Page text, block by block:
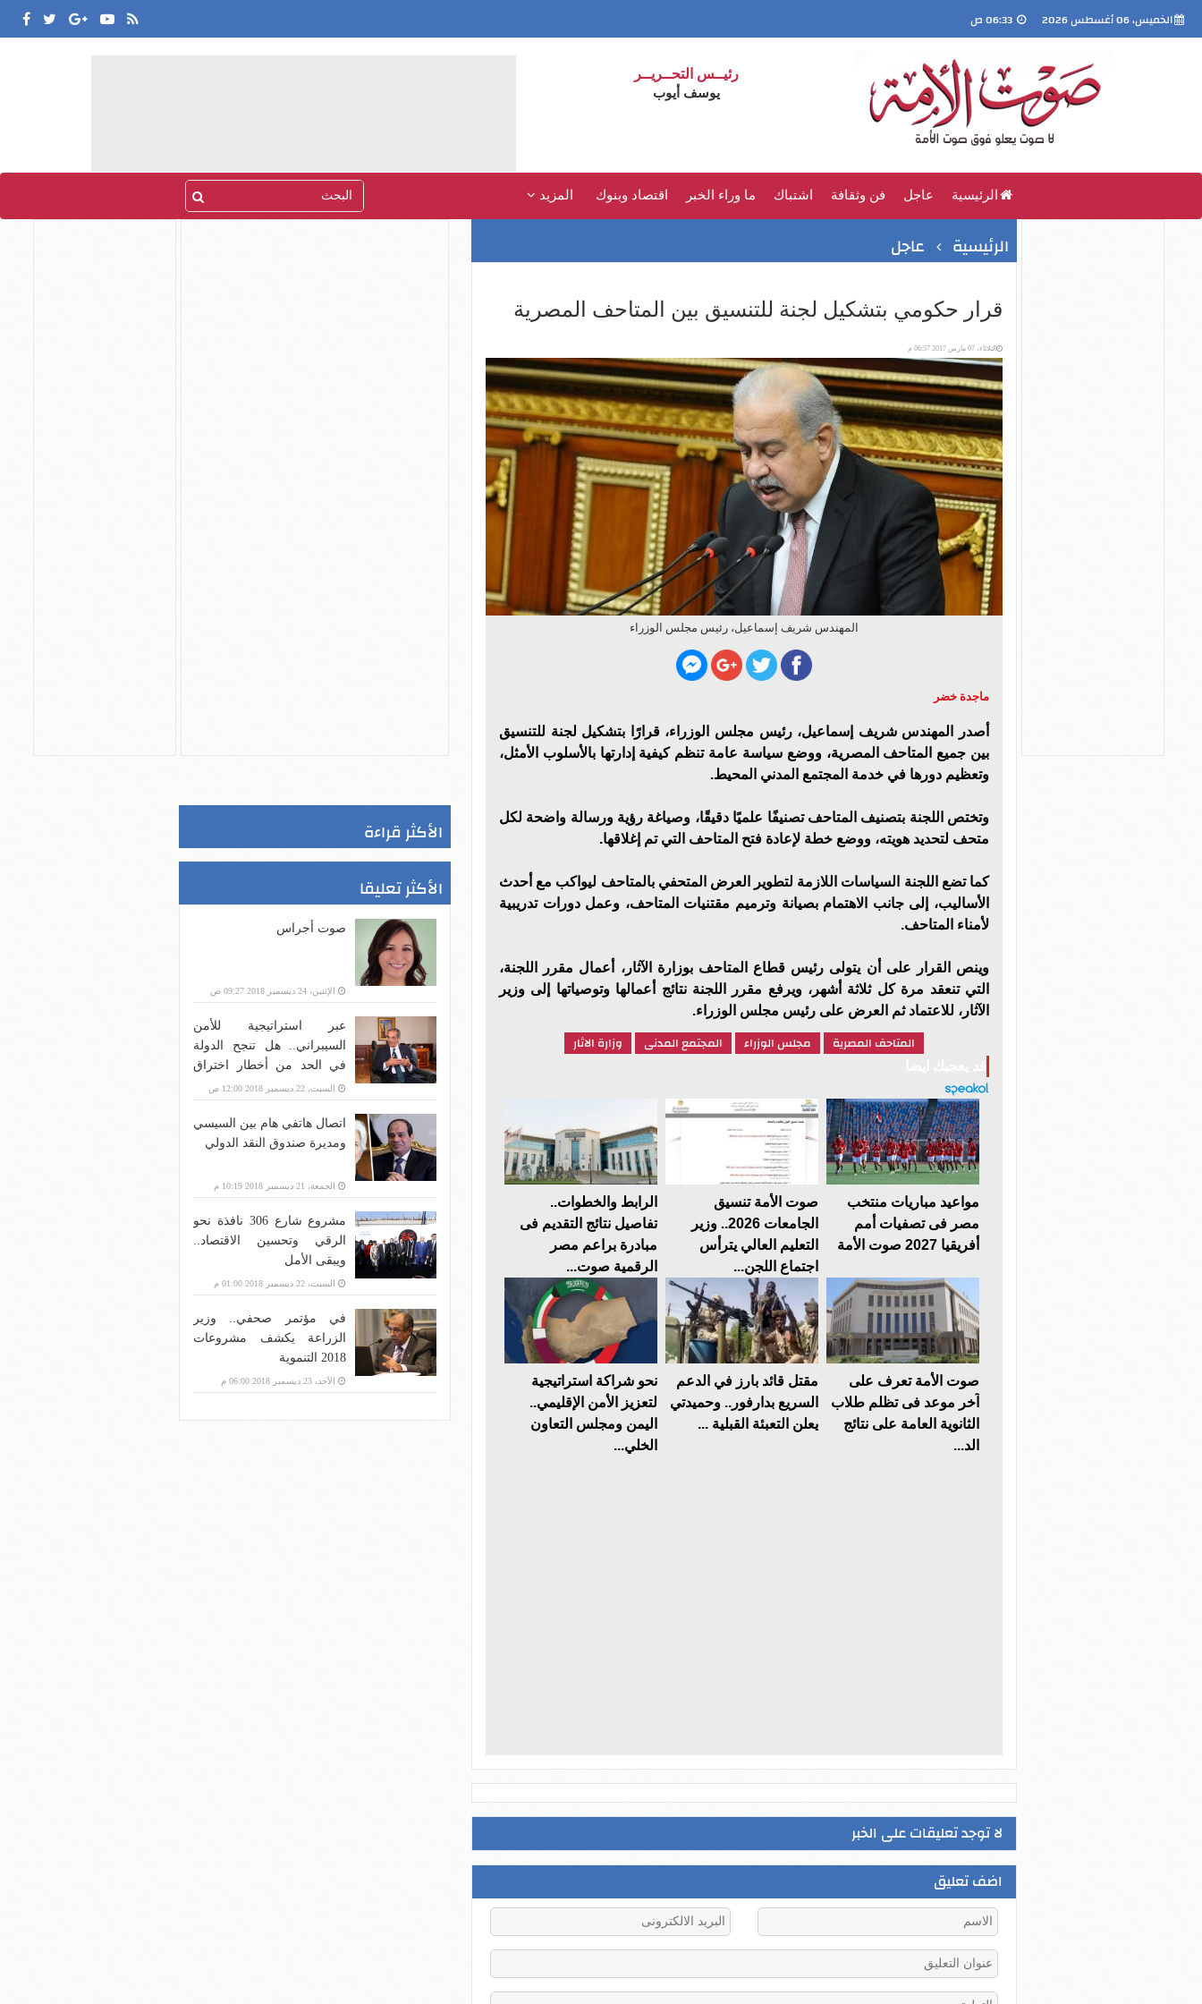
الخميس، 06 أغسطس 2026
رئيــس التحــريــر
يوسف أيوب
الرئيسية عاجل فن وثقافة اشتباك ما وراء الخبر اقتصاد وبنوك المزيد
الرئيسية عاجل
قرار حكومي بتشكيل لجنة للتنسيق بين المتاحف المصرية
الثلاثاء، 07 مارس 2017 06:57 م
المهندس شريف إسماعيل، رئيس مجلس الوزراء
ماجدة خضر
‏​أصدر المهندس شريف إسماعيل، رئيس مجلس الوزراء، قرارًا بتشكيل لجنة للتنسيق
بين جميع المتاحف المصرية، ووضع سياسة عامة تنظم كيفية إدارتها بالأسلوب الأمثل،
وتعظيم دورها في خدمة المجتمع المدني المحيط.
وتختص اللجنة بتصنيف المتاحف تصنيفًا علميًا دقيقًا، وصياغة رؤية ورسالة واضحة لكل
متحف لتحديد هويته، ووضع خطة لإعادة فتح المتاحف التي تم إغلاقها.
كما تضع اللجنة السياسات اللازمة لتطوير العرض المتحفي بالمتاحف ليواكب مع أحدث
الأساليب، إلى جانب الاهتمام بصيانة وترميم مقتنيات المتاحف، وعمل دورات تدريبية
لأمناء المتاحف.
وينص القرار على أن يتولى رئيس قطاع المتاحف بوزارة الآثار، أعمال مقرر اللجنة،
التي تنعقد مرة كل ثلاثة أشهر، ويرفع مقرر اللجنة نتائج أعمالها وتوصياتها إلى وزير
الآثار، للاعتماد ثم العرض على رئيس مجلس الوزراء.
المتاحف المصرية مجلس الوزراء المجتمع المدنى وزارة الاثار
مواعيد مباريات منتخب
مصر فى تصفيات أمم
أفريقيا 2027 صوت الأمة
صوت الأمة تنسيق
الجامعات 2026.. وزير
التعليم العالي يترأس
اجتماع اللجن...
الرابط والخطوات..
تفاصيل نتائج التقديم فى
مبادرة براعم مصر
الرقمية صوت...
صوت الأمة تعرف على
آخر موعد فى تظلم طلاب
الثانوية العامة على نتائج
الد...
مقتل قائد بارز في الدعم
السريع بدارفور.. وحميدتي
يعلن التعبئة القبلية ...
نحو شراكة استراتيجية
لتعزيز الأمن الإقليمي..
اليمن ومجلس التعاون
الخلي...
لا توجد تعليقات على الخبر
اضف تعليق
الأكثر قراءة
الأكثر تعليقا
صوت أجراس
الإثنين، 24 ديسمبر 2018 09:27 ص
عبر استراتيجية للأمن
السيبراني.. هل تنجح الدولة
في الحد من أخطار اختراق
بنية الاتصالات؟
السبت، 22 ديسمبر 2018 12:00 ص
اتصال هاتفي هام بين السيسي
ومديرة صندوق النقد الدولي
الجمعة، 21 ديسمبر 2018 10:19 م
مشروع شارع 306 نافذة نحو
الرقي وتحسين الاقتصاد..
ويبقى الأمل
السبت، 22 ديسمبر 2018 01:00 م
في مؤتمر صحفي.. وزير
الزراعة يكشف مشروعات
2018 التنموية
الأحد، 23 ديسمبر 2018 06:00 م